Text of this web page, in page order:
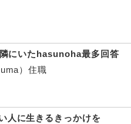
にいたhasunoha最多回答
）住職
人に生きるきっかけを